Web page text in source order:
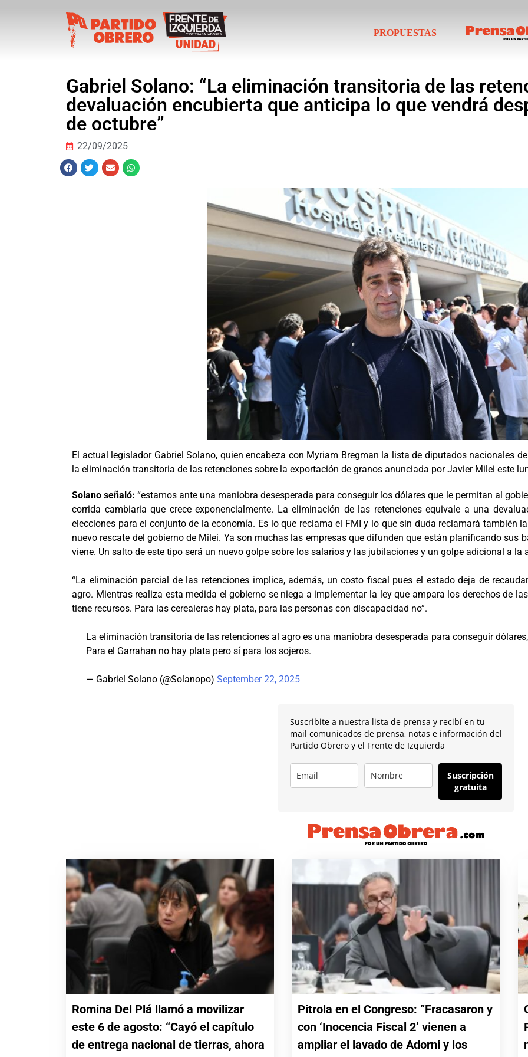
PROPUESTAS
Gabriel Solano: “La eliminación transitoria de las
devaluación encubierta que anticipa lo que vendrá
de octubre”
22/09/2025
El actual legislador Gabriel Solano, quien encabeza con Myriam Bregman la lista de diputados nacionales
la eliminación transitoria de las retenciones sobre la exportación de granos anunciada por Javier Milei este
Solano señaló: “estamos ante una maniobra desesperada para conseguir los dólares que le permitan al
corrida cambiaria que crece exponencialmente. La eliminación de las retenciones equivale a una
elecciones para el conjunto de la economía. Es lo que reclama el FMI y lo que sin duda reclamará también
nuevo rescate del gobierno de Milei. Ya son muchas las empresas que difunden que están planificando sus
viene. Un salto de este tipo será un nuevo golpe sobre los salarios y las jubilaciones y un golpe adicional a la
“La eliminación parcial de las retenciones implica, además, un costo fiscal pues el estado deja de
agro. Mientras realiza esta medida el gobierno se niega a implementar la ley que ampara los derechos de
tiene recursos. Para las cerealeras hay plata, para las personas con discapacidad no”.
La eliminación transitoria de las retenciones al agro es una maniobra desesperada para conseguir
Para el Garrahan no hay plata pero sí para los sojeros.
— Gabriel Solano (@Solanopo) September 22, 2025
Suscribite a nuestra lista de prensa y recibí en tu
mail comunicados de prensa, notas e información del
Partido Obrero y el Frente de Izquierda
Suscripción
gratuita
Romina Del Plá llamó a movilizar
este 6 de agosto: “Cayó el capítulo
de entrega nacional de tierras, ahora
Pitrola en el Congreso: “Fracasaron y
con ‘Inocencia Fiscal 2’ vienen a
ampliar el lavado de Adorni y los